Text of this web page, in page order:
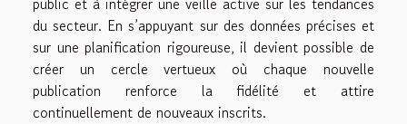
du secteur. En s’appuyant sur des données précises et
sur une planification rigoureuse, il devient possible de
créer un cercle vertueux où chaque nouvelle
publication renforce la fidélité et attire
continuellement de nouveaux inscrits.